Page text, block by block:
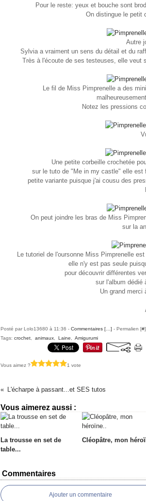
Pour le reste: yeux et bouche sont
On distingue le petit
Autre
Sylvia a vraiment un sens du détail et du
Très à l'écoute de ses testeuses, elle veut
Le fil de Miss Pimprenelle a des
Notez les pressions
Une petite corbeille crochetée
sur le tuto de "Me in my castle" elle est
petite variante puisque j'ai cousu des
On peut joindre les bras de Miss
sur la
Le tutoriel de l'oursonne Miss Pimprenelle
elle n'y est pas seule
pour découvrir différentes
sur l'album dédié
Un grand merci
Posté par Lolo13680 à 11:36 - Commentaires [ ] - Permalien [#]
Tags: crochet animaux Laine Amigurumi
Vous aimez ? 1 vote
L'écharpe à passant...et SES tutos
Vous aimerez aussi :
La trousse en set de
table...
Cléopâtre, mon
Commentaires
Ajouter un commentaire